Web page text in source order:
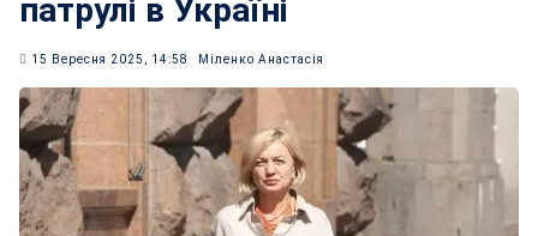
патрулі в Україні
15 Вересня 2025, 14:58 Міленко Анастасія